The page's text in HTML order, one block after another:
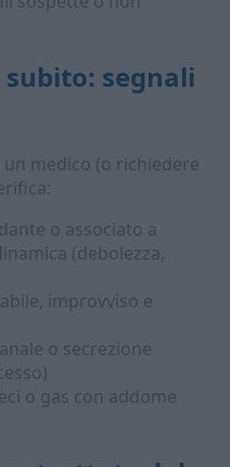
segnali
medico (o richiedere
o associato a
(debolezza,
improvviso e
o secrezione
o gas con addome